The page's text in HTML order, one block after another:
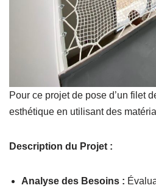
Pour ce projet de pose d’un filet
esthétique en utilisant des
Description du Projet :
Analyse des Besoins :